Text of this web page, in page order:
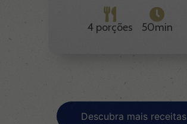
4 porções 50min
Descubra mais receitas